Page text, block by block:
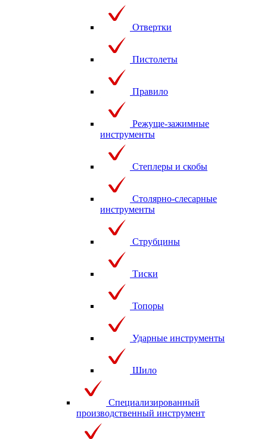
Отвертки
Пистолеты
Правило
Режуще-зажимные
инструменты
Степлеры и скобы
Столярно-слесарные
инструменты
Струбцины
Тиски
Топоры
Ударные инструменты
Шило
Специализированный
производственный инструмент